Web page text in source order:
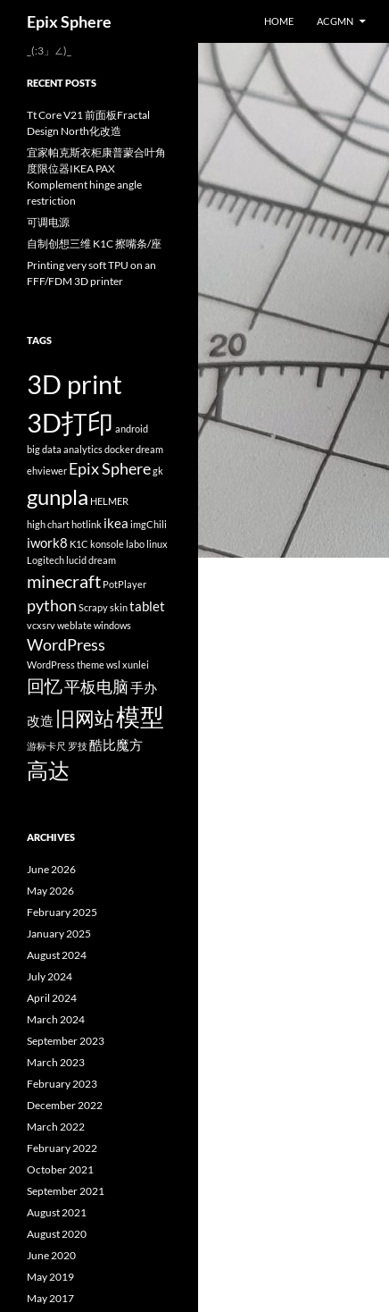
Epix Sphere HOME ACGMN
_(:3」∠)_
RECENT POSTS
Tt Core V21 前面板Fractal
Design North化改造
宜家帕克斯衣柜康普蒙合叶角
度限位器IKEA PAX
Komplement hinge angle
restriction
可调电源
自制创想三维 K1C 擦嘴条/座
Printing very soft TPU on an
FFF/FDM 3D printer
TAGS
3D print
3D打印 android
big data analyticsdockerdream
ehviewer Epix Spheregk
gunpla HELMER
high charthotlink ikea imgChili
iwork8 K1C konsolelabolinux
Logitechlucid dream
minecraft PotPlayer
python Scrapyskintablet
vcxsrvweblatewindows
WordPress
WordPress themewsl xunlei
回忆平板电脑手办
改造 旧网站模型
游标卡尺 罗技酷比魔方
高达
ARCHIVES
June 2026
May 2026
February 2025
January 2025
August 2024
July 2024
April 2024
March 2024
September 2023
March 2023
February 2023
December 2022
March 2022
February 2022
October 2021
September 2021
August 2021
August 2020
June 2020
May 2019
May 2017